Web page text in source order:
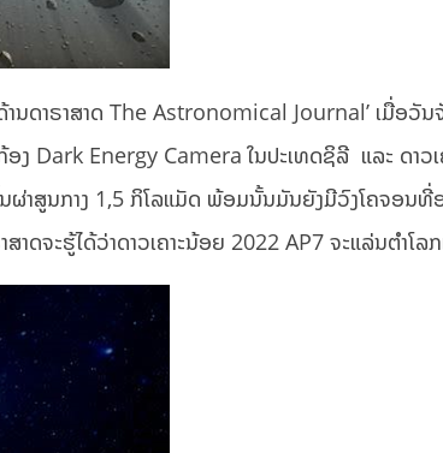
ນດາຣາສາດ The Astronomical Journal’ ເມື່ອວັ
Dark Energy Camera ໃນປະເທດຊິລີ ແລະ ດາວເ
າສູນກາງ 1,5 ກິໂລແມັດ ພ້ອມນັ້ນມັນຍັງມີວົງໂຄຈອນທີ່
າດຈະຮູ້ໄດ້ວ່າດາວເຄາະນ້ອຍ 2022 AP7 ຈະແລ່ນຕໍາໂລ